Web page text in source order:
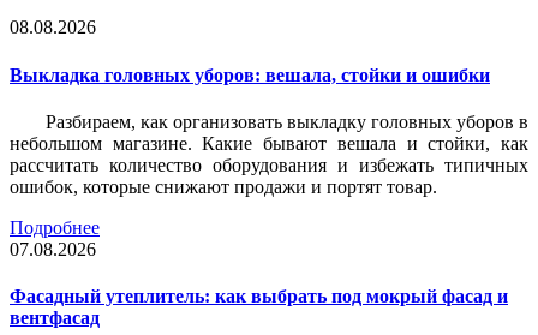
08.08.2026
Выкладка головных уборов: вешала, стойки и ошибки
Разбираем, как организовать выкладку головных уборов в
небольшом магазине. Какие бывают вешала и стойки, как
рассчитать количество оборудования и избежать типичных
ошибок, которые снижают продажи и портят товар.
Подробнее
07.08.2026
Фасадный утеплитель: как выбрать под мокрый фасад и
вентфасад